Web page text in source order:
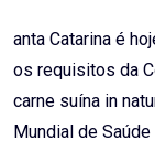
anta Catarina é
os requisitos da
carne suína in
Mundial de